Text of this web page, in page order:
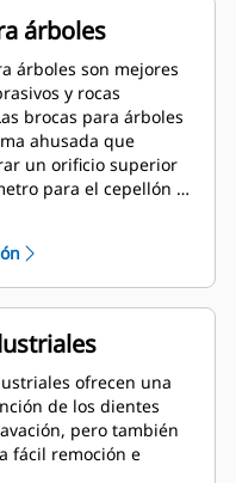
árboles
árboles son mejores
y rocas
ahusada que
un orificio superior
para el cepellón y
ofrecen una
de los dientes
pero también
fácil remoción e